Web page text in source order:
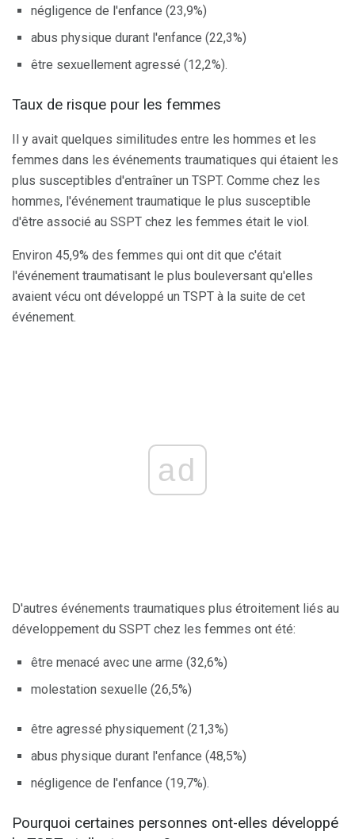
négligence de l'enfance (23,9%)
abus physique durant l'enfance (22,3%)
être sexuellement agressé (12,2%).
Taux de risque pour les femmes
Il y avait quelques similitudes entre les hommes et les
femmes dans les événements traumatiques qui étaient les
plus susceptibles d'entraîner un TSPT. Comme chez les
hommes, l'événement traumatique le plus susceptible
d'être associé au SSPT chez les femmes était le viol.
Environ 45,9% des femmes qui ont dit que c'était
l'événement traumatisant le plus bouleversant qu'elles
avaient vécu ont développé un TSPT à la suite de cet
événement.
ad
D'autres événements traumatiques plus étroitement liés au
développement du SSPT chez les femmes ont été:
être menacé avec une arme (32,6%)
molestation sexuelle (26,5%)
être agressé physiquement (21,3%)
abus physique durant l'enfance (48,5%)
négligence de l'enfance (19,7%).
Pourquoi certaines personnes ont-elles développé